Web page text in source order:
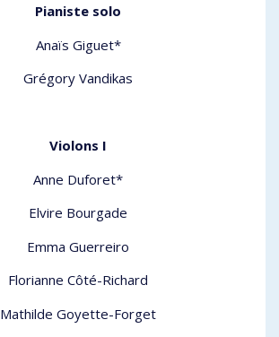
Pianiste solo
Anaïs Giguet*
Grégory Vandikas
Violons I
Anne Duforet*
Elvire Bourgade
Emma Guerreiro
Florianne Côté-Richard
Mathilde Goyette-Forget